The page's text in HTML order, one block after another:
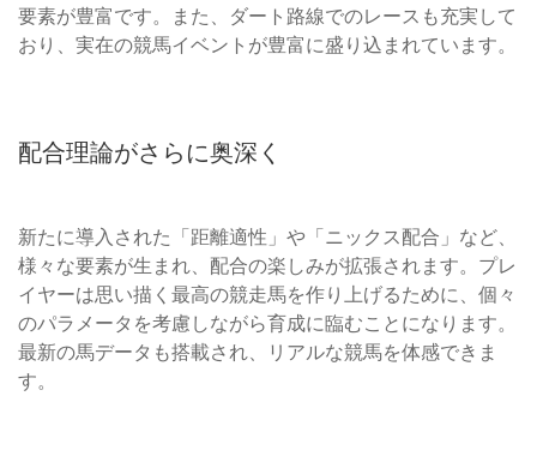
要素が豊富です。また、ダート路線でのレースも充実して
おり、実在の競馬イベントが豊富に盛り込まれています。
配合理論がさらに奥深く
新たに導入された「距離適性」や「ニックス配合」など、
様々な要素が生まれ、配合の楽しみが拡張されます。プレ
イヤーは思い描く最高の競走馬を作り上げるために、個々
のパラメータを考慮しながら育成に臨むことになります。
最新の馬データも搭載され、リアルな競馬を体感できま
す。